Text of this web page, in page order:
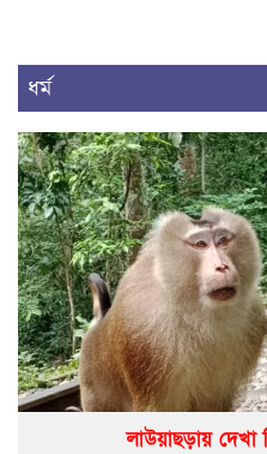
ধর্ম
লাউয়াছড়ায় দেখা